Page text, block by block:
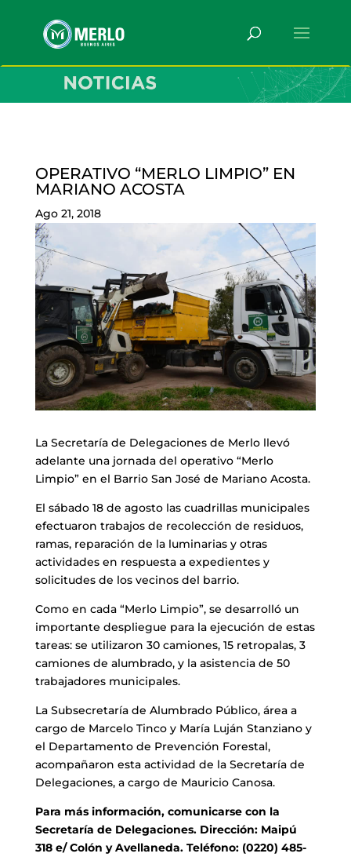
OPERATIVO “MERLO LIMPIO” EN
MARIANO ACOSTA
Ago 21, 2018
La Secretaría de Delegaciones de Merlo llevó
adelante una jornada del operativo “Merlo
Limpio” en el Barrio San José de Mariano Acosta.
El sábado 18 de agosto las cuadrillas municipales
efectuaron trabajos de recolección de residuos,
ramas, reparación de la luminarias y otras
actividades en respuesta a expedientes y
solicitudes de los vecinos del barrio.
Como en cada “Merlo Limpio”, se desarrolló un
importante despliegue para la ejecución de estas
tareas: se utilizaron 30 camiones, 15 retropalas, 3
camiones de alumbrado, y la asistencia de 50
trabajadores municipales.
La Subsecretaría de Alumbrado Público, área a
cargo de Marcelo Tinco y María Luján Stanziano y
el Departamento de Prevención Forestal,
acompañaron esta actividad de la Secretaría de
Delegaciones, a cargo de Mauricio Canosa.
Para más información, comunicarse con la
Secretaría de Delegaciones. Dirección: Maipú
318 e/ Colón y Avellaneda. Teléfono: (0220) 485-